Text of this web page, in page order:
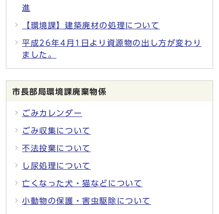
進
【環境課】建築廃材の処理について
平成26年4月1日より資源物の出し方が変わり
ました。
市長部局環境課廃棄物係
ごみカレンダー
ごみ収集について
不法投棄について
し尿処理について
亡くなった犬・猫などについて
小動物の保護・害虫駆除について